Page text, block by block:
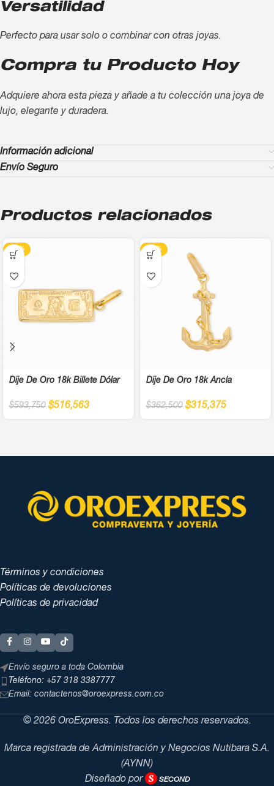
Versatilidad
Perfecto para usar solo o combinar con otras joyas.
Compra tu Producto Hoy
Adquiere ahora esta pieza y añade a tu colección una joya de
lujo, elegante y duradera.
Información adicional
Envío Seguro
Productos relacionados
-13%
Dije De Oro 18k Billete Dólar
$593,750 $516,563
-13%
Dije De Oro 18k Ancla
$362,500 $315,375
Términos y condiciones
Políticas de devoluciones
Políticas de privacidad
Envío seguro a toda Colombia
Teléfono: +57 318 3387777
Email: contactenos@oroexpress.com.co
© 2026 OroExpress. Todos los derechos reservados.
Marca registrada de Administración y Negocios Nutibara S.A.
(AYNN)
Diseñado por
SECOND